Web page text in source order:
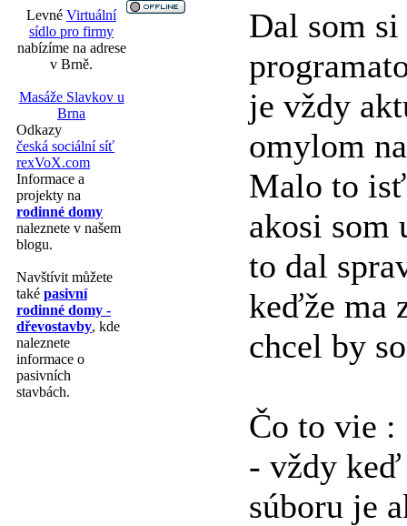
Levné Virtuální
sídlo pro firmy
nabízíme na adrese
v Brně.
Masáže Slavkov u
Brna
Odkazy
česká sociální síť
rexVoX.com
Informace a
projekty na
rodinné domy
naleznete v našem
blogu.
Navštívit můžete
také pasivní
rodinné domy -
dřevostavby, kde
naleznete
informace o
pasivních
stavbách.
Dal som
je vždy
omylom
Malo to isť
akosi som
to dal
keďže ma
chcel by
Čo to vie :
- vždy
súboru je